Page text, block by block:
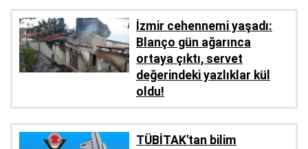
İzmir cehennemi yaşadı:
Blanço gün ağarınca
ortaya çıktı, servet
değerindeki yazlıklar kül
oldu!
TÜBİTAK'tan bilim